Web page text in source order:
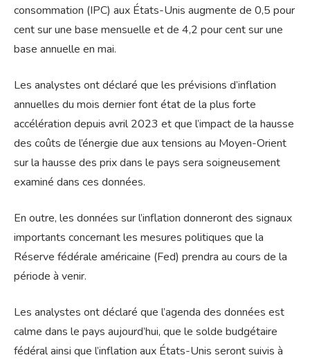
consommation (IPC) aux États-Unis augmente de 0,5 pour
cent sur une base mensuelle et de 4,2 pour cent sur une
base annuelle en mai.
Les analystes ont déclaré que les prévisions d’inflation
annuelles du mois dernier font état de la plus forte
accélération depuis avril 2023 et que l’impact de la hausse
des coûts de l’énergie due aux tensions au Moyen-Orient
sur la hausse des prix dans le pays sera soigneusement
examiné dans ces données.
En outre, les données sur l’inflation donneront des signaux
importants concernant les mesures politiques que la
Réserve fédérale américaine (Fed) prendra au cours de la
période à venir.
Les analystes ont déclaré que l’agenda des données est
calme dans le pays aujourd’hui, que le solde budgétaire
fédéral ainsi que l’inflation aux États-Unis seront suivis à